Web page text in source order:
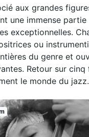
aux grandes
une immense
exceptionnelles.
ou
du genre et
Retour sur
le monde du jazz.